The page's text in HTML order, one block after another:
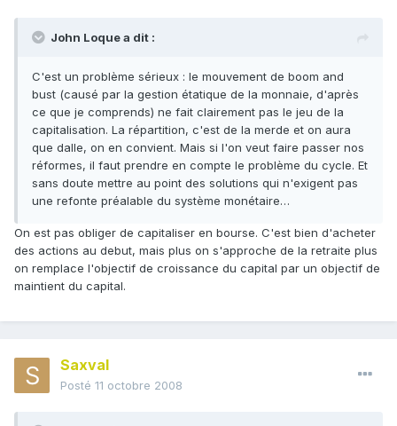
John Loque a dit :
C'est un problème sérieux : le mouvement de boom and
bust (causé par la gestion étatique de la monnaie, d'après
ce que je comprends) ne fait clairement pas le jeu de la
capitalisation. La répartition, c'est de la merde et on aura
que dalle, on en convient. Mais si l'on veut faire passer nos
réformes, il faut prendre en compte le problème du cycle. Et
sans doute mettre au point des solutions qui n'exigent pas
une refonte préalable du système monétaire…
On est pas obliger de capitaliser en bourse. C'est bien d'acheter
des actions au debut, mais plus on s'approche de la retraite plus
on remplace l'objectif de croissance du capital par un objectif de
maintient du capital.
Saxval
Posté 11 octobre 2008